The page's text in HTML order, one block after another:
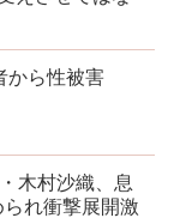
から性被害
木村沙織、息
れ衝撃展開激